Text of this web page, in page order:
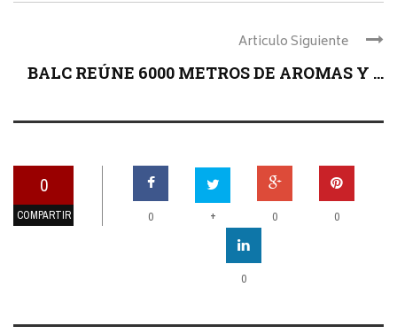
Articulo Siguiente
BALC REÚNE 6000 METROS DE AROMAS Y ...
0
COMPARTIR 0 + 0 0
0